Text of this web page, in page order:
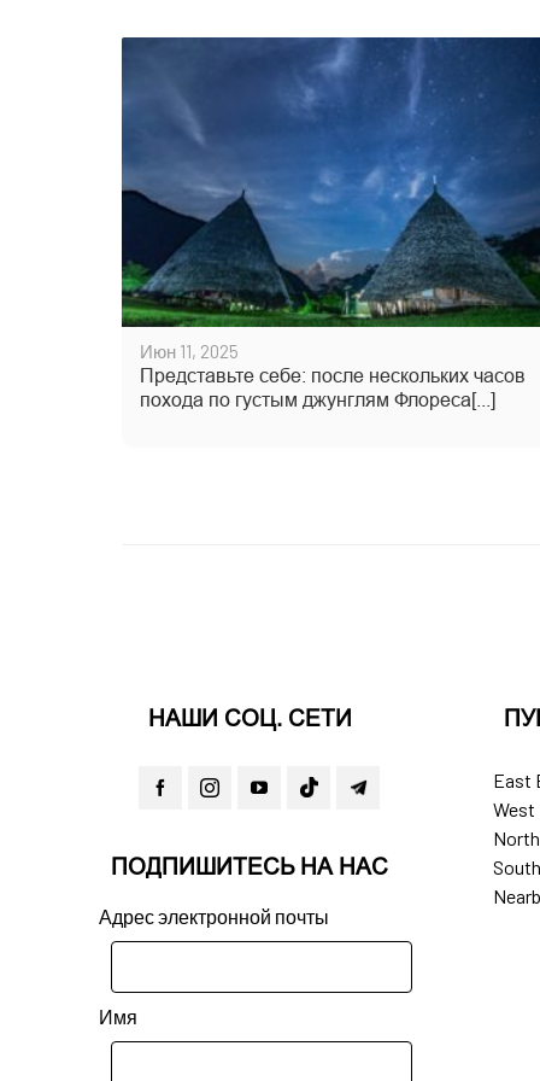
Июн 11, 2025
Представьте себе: после нескольких часов
похода по густым джунглям Флореса[...]
НАШИ СОЦ. СЕТИ
ПОДПИШИТЕСЬ НА НАС
Адрес электронной почты
Имя
East
West